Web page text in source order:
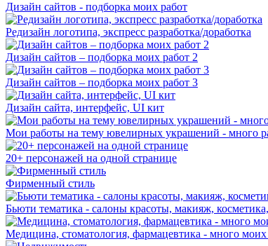
Дизайн сайтов - подборка моих работ
Редизайн логотипа, экспресс разработка/доработка
Дизайн сайтов – подборка моих работ 2
Дизайн сайтов – подборка моих работ 3
Дизайн сайта, интерфейс, UI кит
Мои работы на тему ювелирных украшений - много
20+ персонажей на одной странице
Фирменный стиль
Бьюти тематика - салоны красоты, макияж,
Медицина, стоматология, фармацевтика - много